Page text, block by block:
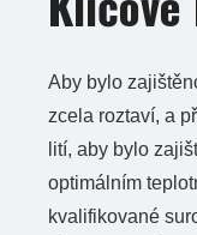
Aby bylo
zcela roztaví, a
lití, aby bylo
optimálním
kvalifikované